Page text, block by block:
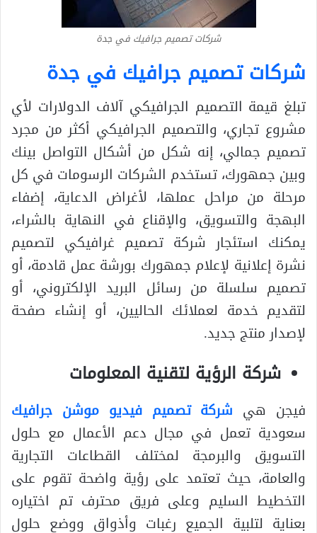
شركات تصميم جرافيك في جدة
شركات تصميم جرافيك في جدة
تبلغ قيمة التصميم الجرافيكي آلاف الدولارات لأي
مشروع تجاري، والتصميم الجرافيكي أكثر من مجرد
تصميم جمالي، إنه شكل من أشكال التواصل بينك
وبين جمهورك، تستخدم الشركات الرسومات في كل
مرحلة من مراحل عملها، لأغراض الدعاية، إضفاء
البهجة والتسويق، والإقناع في النهاية بالشراء،
يمكنك استئجار شركة تصميم غرافيكي لتصميم
نشرة إعلانية لإعلام جمهورك بورشة عمل قادمة، أو
تصميم سلسلة من رسائل البريد الإلكتروني، أو
لتقديم خدمة لعملائك الحاليين، أو إنشاء صفحة
لإصدار منتج جديد.
شركة الرؤية لتقنية المعلومات
فيجن هي شركة تصميم فيديو موشن جرافيك
سعودية تعمل في مجال دعم الأعمال مع حلول
التسويق والبرمجة لمختلف القطاعات التجارية
والعامة، حيث تعتمد على رؤية واضحة تقوم على
التخطيط السليم وعلى فريق محترف تم اختياره
بعناية لتلبية الجميع رغبات وأذواق ووضع حلول